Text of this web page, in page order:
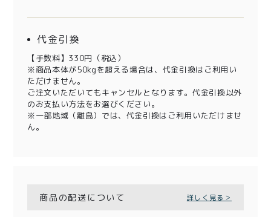
代金引換
【手数料】330円（税込）
※商品本体が50kgを超える場合は、代金引換はご利用い
ただけません。
ご注文いただいてもキャンセルとなります。代金引換以外
のお支払い方法をお選びください。
※一部地域（離島）では、代金引換はご利用いただけませ
ん。
商品の配送について 詳しく見る＞